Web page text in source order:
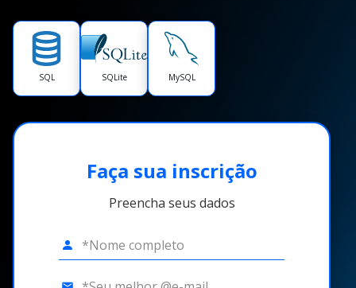
SQL SQLite MySQL
Faça sua inscrição
Preencha seus dados